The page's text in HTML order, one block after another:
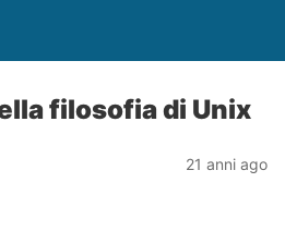
filosofia di Unix
21 anni ago